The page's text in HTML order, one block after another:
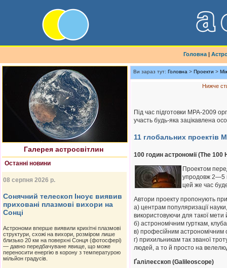
Головна|
Найновіше астрофото
Галерея астросвітлин
Останні новини
08 серпня 2026 р.
Сонячний телескоп Іноує виявив
приховані плазмові вихори на
Сонці
Астрономи вперше виявили крихітні плазмові
структури, схожі на вихори, розміром лише
близько 20 км на поверхні Сонця (фотосфері)
— давно передбачуване явище, що може
переносити енергію в корону з температурою
мільйон градусів.
Ви зараз тут: Головна > Проекти >
Нижче
Під час підготовки МРА-2009
участь будь-яка зацікавлена
11 глобальних проектів
100 годин астрономії (The
Проектом
упродовж 2—5
цей же час
Автори проекту пропонують
а) центрам популяризації
використовуючи для такої мети
б) астрономічним гурткам,
в) професійним астрономічним
г) прихильникам так званої
людей, а то й просто на
Ґалілеєскоп (Galileoscope)